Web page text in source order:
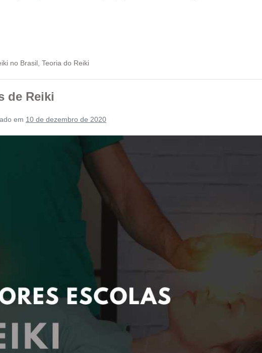
no Brasil, Teoria do Reiki
de Reiki
em 10 de dezembro de 2020